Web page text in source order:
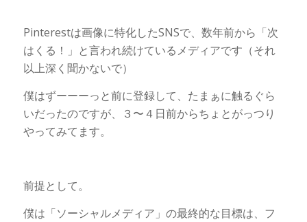
Pinterestは画像に特化したSNSで、数年前から「次
はくる！」と言われ続けているメディアです（それ
以上深く聞かないで）
僕はずーーーっと前に登録して、たまぁに触るぐら
いだったのですが、３〜４日前からちょとがっつり
やってみてます。
前提として。
僕は「ソーシャルメディア」の最終的な目標は、フ